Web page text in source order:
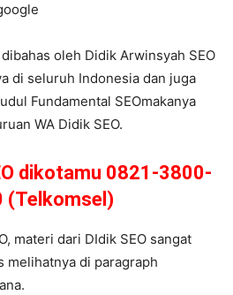
oleh Didik Arwinsyah SEO
di seluruh Indonesia dan juga
Fundamental SEOmakanya
WA Didik SEO.
dikotamu 0821-3800-
(Telkomsel)
materi dari DIdik SEO sangat
melihatnya di paragraph